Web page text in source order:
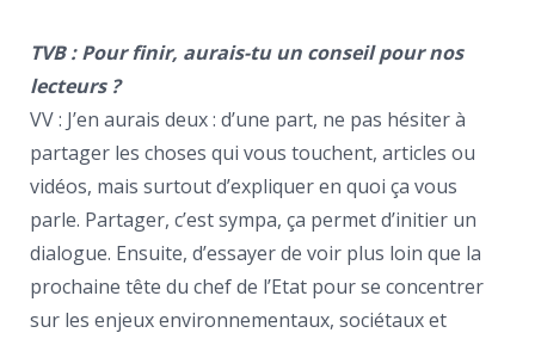
TVB : Pour finir, aurais-tu un conseil pour nos
lecteurs ?
VV : J’en aurais deux : d’une part, ne pas hésiter à
partager les choses qui vous touchent, articles ou
vidéos, mais surtout d’expliquer en quoi ça vous
parle. Partager, c’est sympa, ça permet d’initier un
dialogue. Ensuite, d’essayer de voir plus loin que la
prochaine tête du chef de l’Etat pour se concentrer
sur les enjeux environnementaux, sociétaux et